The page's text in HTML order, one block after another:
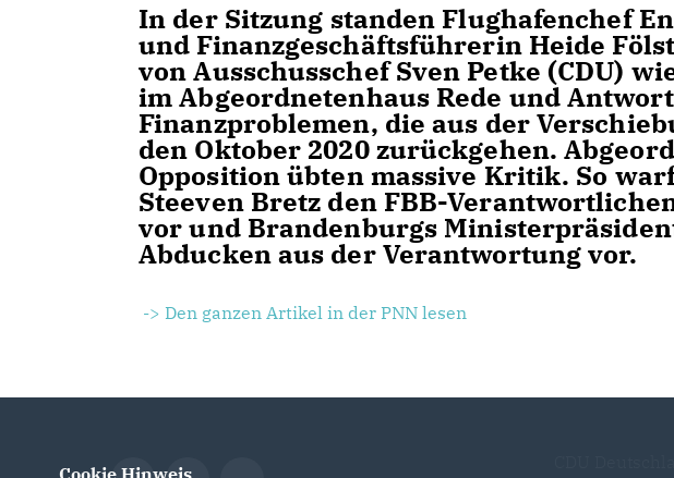
In der Sitzung standen Flughafenchef
und Finanzgeschäftsführerin Heide
von Ausschusschef Sven Petke (CDU)
im Abgeordnetenhaus Rede und
Finanzproblemen, die aus der
den Oktober 2020 zurückgehen.
Opposition übten massive Kritik. So
Steeven Bretz den FBB-
vor und Brandenburgs
Abducken aus der Verantwortung vor.
-> Den ganzen Artikel in der PNN lesen
Cookie Hinweis